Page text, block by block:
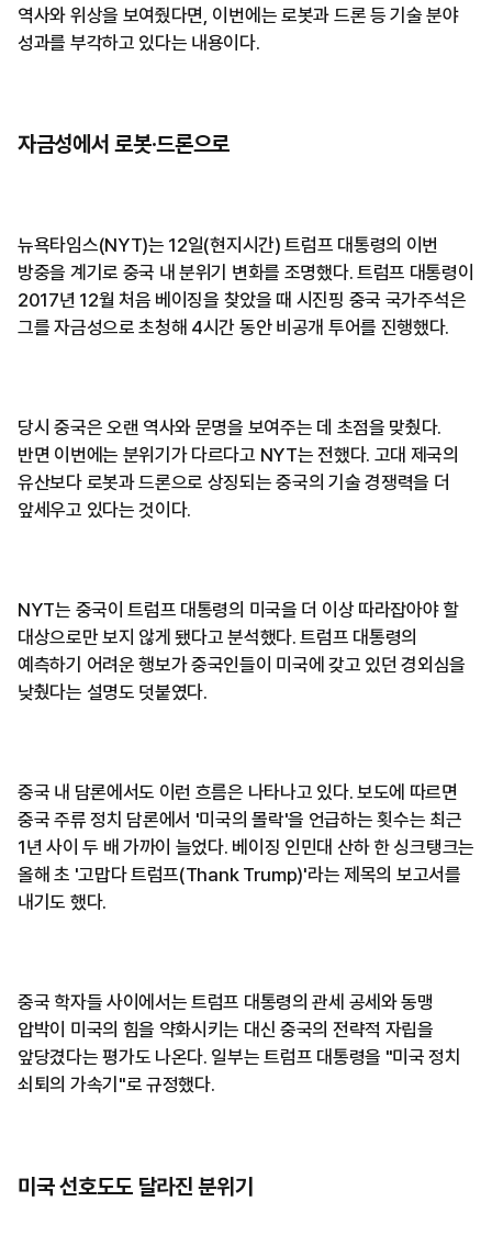
역사와 위상을 보여줬다면, 이번에는 로봇과 드론 등 기술 분야
성과를 부각하고 있다는 내용이다.
자금성에서 로봇·드론으로
뉴욕타임스(NYT)는 12일(현지시간) 트럼프 대통령의 이번
방중을 계기로 중국 내 분위기 변화를 조명했다. 트럼프 대통령이
2017년 12월 처음 베이징을 찾았을 때 시진핑 중국 국가주석은
그를 자금성으로 초청해 4시간 동안 비공개 투어를 진행했다.
당시 중국은 오랜 역사와 문명을 보여주는 데 초점을 맞췄다.
반면 이번에는 분위기가 다르다고 NYT는 전했다. 고대 제국의
유산보다 로봇과 드론으로 상징되는 중국의 기술 경쟁력을 더
앞세우고 있다는 것이다.
NYT는 중국이 트럼프 대통령의 미국을 더 이상 따라잡아야 할
대상으로만 보지 않게 됐다고 분석했다. 트럼프 대통령의
예측하기 어려운 행보가 중국인들이 미국에 갖고 있던 경외심을
낮췄다는 설명도 덧붙였다.
중국 내 담론에서도 이런 흐름은 나타나고 있다. 보도에 따르면
중국 주류 정치 담론에서 '미국의 몰락'을 언급하는 횟수는 최근
1년 사이 두 배 가까이 늘었다. 베이징 인민대 산하 한 싱크탱크는
올해 초 '고맙다 트럼프(Thank Trump)'라는 제목의 보고서를
내기도 했다.
중국 학자들 사이에서는 트럼프 대통령의 관세 공세와 동맹
압박이 미국의 힘을 약화시키는 대신 중국의 전략적 자립을
앞당겼다는 평가도 나온다. 일부는 트럼프 대통령을 "미국 정치
쇠퇴의 가속기"로 규정했다.
미국 선호도도 달라진 분위기